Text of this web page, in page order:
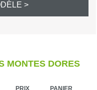
>
MONTES DORES